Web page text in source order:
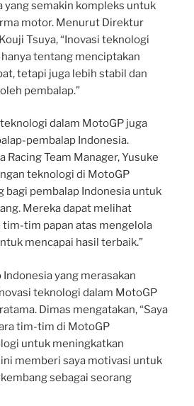
yang semakin kompleks untuk
motor. Menurut Direktur
Tsuya, “Inovasi teknologi
tentang menciptakan
tetapi juga lebih stabil dan
pembalap.”
dalam MotoGP juga
pembalap Indonesia.
Racing Team Manager, Yusuke
teknologi di MotoGP
bagi pembalap Indonesia untuk
Mereka dapat melihat
tim-tim papan atas mengelola
mencapai hasil terbaik.”
yang merasakan
teknologi dalam MotoGP
Dimas mengatakan, “Saya
tim-tim di MotoGP
untuk meningkatkan
memberi saya motivasi untuk
sebagai seorang